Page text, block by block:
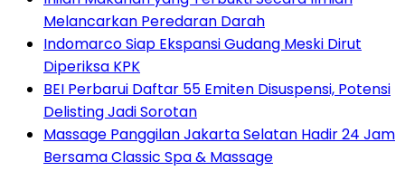
Melancarkan Peredaran Darah
Indomarco Siap Ekspansi Gudang Meski Dirut
Diperiksa KPK
BEI Perbarui Daftar 55 Emiten Disuspensi, Potensi
Delisting Jadi Sorotan
Massage Panggilan Jakarta Selatan Hadir 24 Jam
Bersama Classic Spa & Massage